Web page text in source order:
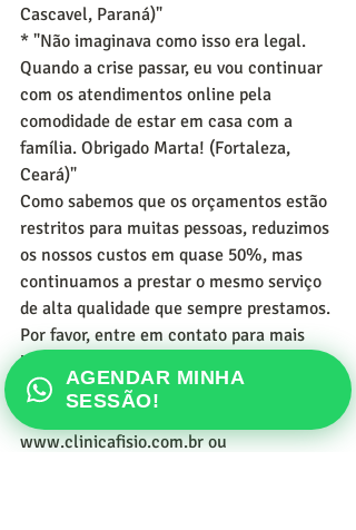
Cascavel, Paraná)"
* "Não imaginava como isso era legal.
Quando a crise passar, eu vou continuar
com os atendimentos online pela
comodidade de estar em casa com a
família. Obrigado Marta! (Fortaleza,
Ceará)"
Como sabemos que os orçamentos estão
restritos para muitas pessoas, reduzimos
os nossos custos em quase 50%, mas
continuamos a prestar o mesmo serviço
de alta qualidade que sempre prestamos.
Por favor, entre em contato para mais
informações. A Dra. Marta  adoraria
ajudá-la!
Agende pelo nosso site:
www.clinicafisio.com.br ou
AGENDAR MINHA
SESSÃO!